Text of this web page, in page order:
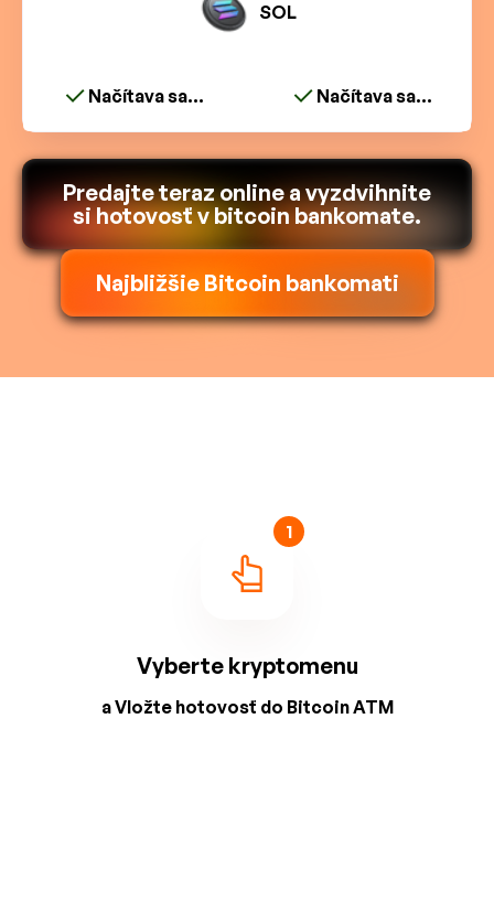
SOL
Načítava sa... Načítava sa...
Predajte teraz online a vyzdvihnite
si hotovosť v bitcoin bankomate.
Najbližšie Bitcoin bankomati
1
Vyberte kryptomenu
a Vložte hotovosť do Bitcoin ATM